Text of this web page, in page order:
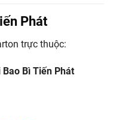
Phát
trực thuộc:
Bì Tiến Phát